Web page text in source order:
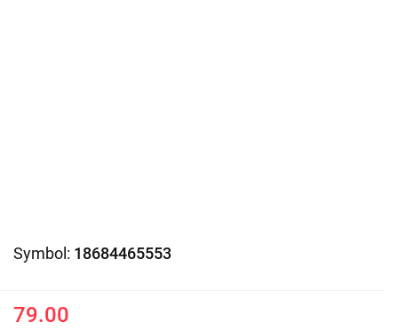
Symbol: 18684465553
79.00